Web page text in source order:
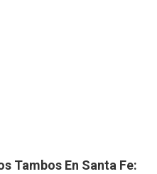
Tambos En Santa Fe: